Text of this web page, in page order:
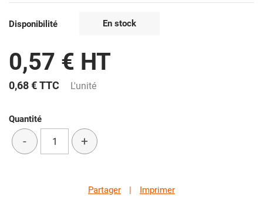
Disponibilité En stock
0,57 € HT
0,68 €TTC L'unité
Quantité
- +
Partager | Imprimer